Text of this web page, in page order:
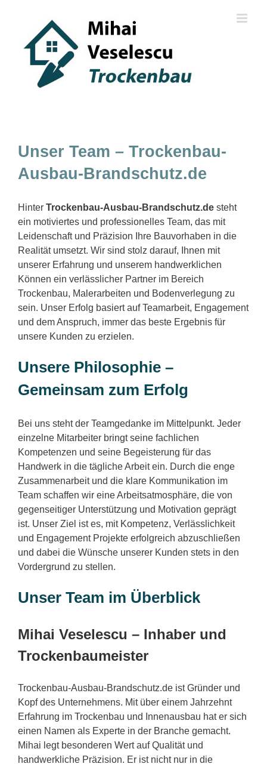
Unser Team – Trockenbau-
Ausbau-Brandschutz.de
Hinter Trockenbau-Ausbau-Brandschutz.de steht
ein motiviertes und professionelles Team, das mit
Leidenschaft und Präzision Ihre Bauvorhaben in die
Realität umsetzt. Wir sind stolz darauf, Ihnen mit
unserer Erfahrung und unserem handwerklichen
Können ein verlässlicher Partner im Bereich
Trockenbau, Malerarbeiten und Bodenverlegung zu
sein. Unser Erfolg basiert auf Teamarbeit, Engagement
und dem Anspruch, immer das beste Ergebnis für
unsere Kunden zu erzielen.
Unsere Philosophie –
Gemeinsam zum Erfolg
Bei uns steht der Teamgedanke im Mittelpunkt. Jeder
einzelne Mitarbeiter bringt seine fachlichen
Kompetenzen und seine Begeisterung für das
Handwerk in die tägliche Arbeit ein. Durch die enge
Zusammenarbeit und die klare Kommunikation im
Team schaffen wir eine Arbeitsatmosphäre, die von
gegenseitiger Unterstützung und Motivation geprägt
ist. Unser Ziel ist es, mit Kompetenz, Verlässlichkeit
und Engagement Projekte erfolgreich abzuschließen
und dabei die Wünsche unserer Kunden stets in den
Vordergrund zu stellen.
Unser Team im Überblick
Mihai Veselescu – Inhaber und
Trockenbaumeister
Trockenbau-Ausbau-Brandschutz.de ist Gründer und
Kopf des Unternehmens. Mit über einem Jahrzehnt
Erfahrung im Trockenbau und Innenausbau hat er sich
einen Namen als Experte in der Branche gemacht.
Mihai legt besonderen Wert auf Qualität und
handwerkliche Präzision. Er ist nicht nur in die